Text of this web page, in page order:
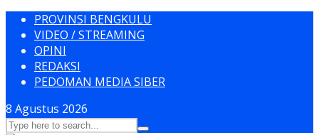
PROVINSI BENGKULU
VIDEO / STREAMING
OPINI
REDAKSI
PEDOMAN MEDIA SIBER
8 Agustus 2026